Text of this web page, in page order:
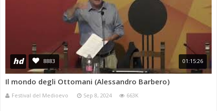
hd 8883 01:15:26
Il mondo degli Ottomani (Alessandro Barbero)
Festival del Medioevo Sep 8, 2024 663K